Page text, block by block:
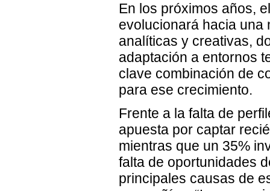
En los próximos años,
evolucionará hacia una
analíticas y creativas,
adaptación a entornos
clave combinación de
para ese crecimiento.
Frente a la falta de
apuesta por captar
mientras que un 35%
falta de oportunidades
principales causas de